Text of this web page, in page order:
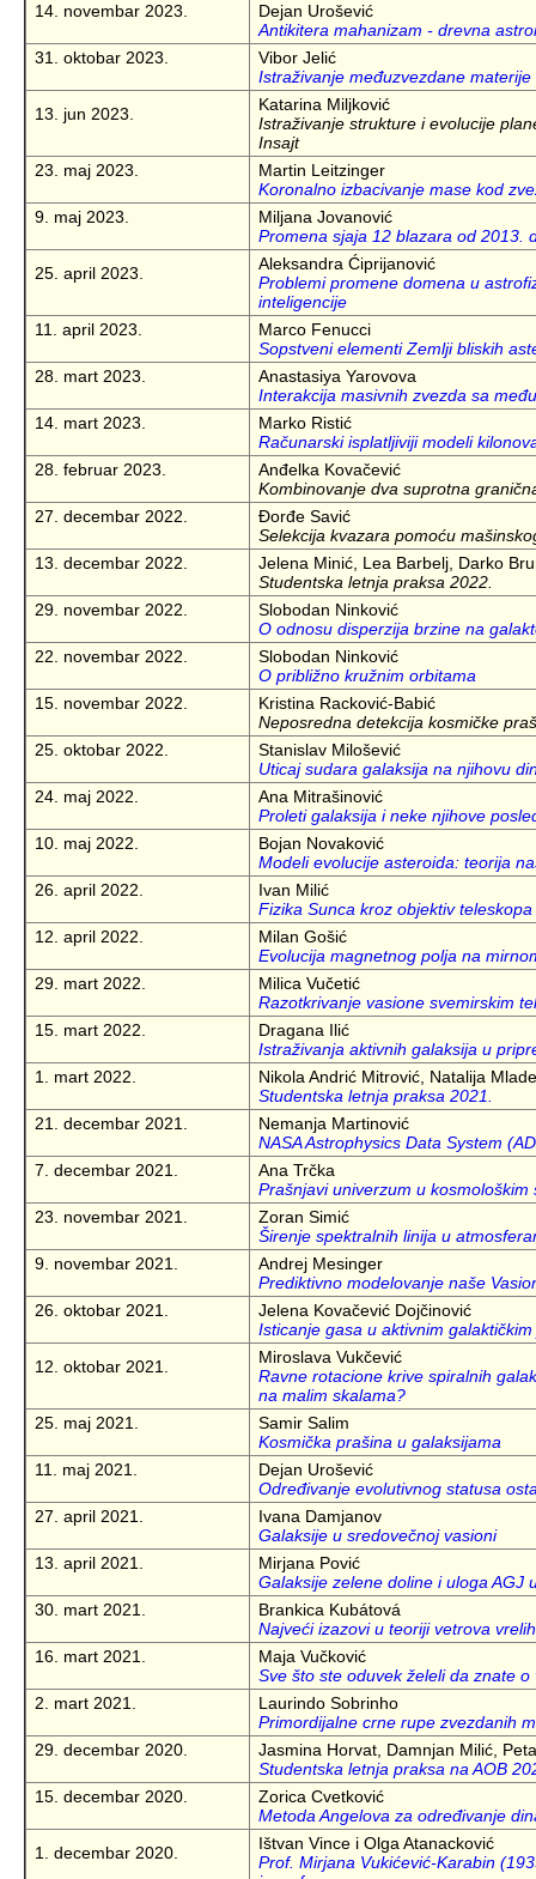
14. novembar 2023.
Dejan Urošević
Antikitera mahanizam - drevna
31. oktobar 2023.
Vibor Jelić
Istraživanje međuzvezdane
13. jun 2023.
Katarina Miljković
Istraživanje strukture i evolucije
Insajt
23. maj 2023.
Martin Leitzinger
Koronalno izbacivanje mase kod
9. maj 2023.
Miljana Jovanović
Promena sjaja 12 blazara od 2013.
25. april 2023.
Aleksandra Ćiprijanović
Problemi promene domena u
inteligencije
11. april 2023.
Marco Fenucci
Sopstveni elementi Zemlji bliskih
28. mart 2023.
Anastasiya Yarovova
Interakcija masivnih zvezda sa
14. mart 2023.
Marko Ristić
Računarski isplatljiviji modeli
28. februar 2023.
Anđelka Kovačević
Kombinovanje dva suprotna
27. decembar 2022.
Đorđe Savić
Selekcija kvazara pomoću
13. decembar 2022.
Jelena Minić, Lea Barbelj, Darko
Studentska letnja praksa 2022.
29. novembar 2022.
Slobodan Ninković
O odnosu disperzija brzine na
22. novembar 2022.
Slobodan Ninković
O približno kružnim orbitama
15. novembar 2022.
Kristina Racković-Babić
Neposredna detekcija kosmičke
25. oktobar 2022.
Stanislav Milošević
Uticaj sudara galaksija na njihovu
24. maj 2022.
Ana Mitrašinović
Proleti galaksija i neke njihove
10. maj 2022.
Bojan Novaković
Modeli evolucije asteroida: teorija
26. april 2022.
Ivan Milić
Fizika Sunca kroz objektiv teleskopa
12. april 2022.
Milan Gošić
Evolucija magnetnog polja na
29. mart 2022.
Milica Vučetić
Razotkrivanje vasione svemirskim
15. mart 2022.
Dragana Ilić
Istraživanja aktivnih galaksija u
1. mart 2022.
Nikola Andrić Mitrović, Natalija
Studentska letnja praksa 2021.
21. decembar 2021.
Nemanja Martinović
NASA Astrophysics Data System
7. decembar 2021.
Ana Trčka
Prašnjavi univerzum u kosmološkim
23. novembar 2021.
Zoran Simić
Širenje spektralnih linija u
9. novembar 2021.
Andrej Mesinger
Prediktivno modelovanje naše
26. oktobar 2021.
Jelena Kovačević Dojčinović
Isticanje gasa u aktivnim
12. oktobar 2021.
Miroslava Vukčević
Ravne rotacione krive spiralnih
na malim skalama?
25. maj 2021.
Samir Salim
Kosmička prašina u galaksijama
11. maj 2021.
Dejan Urošević
Određivanje evolutivnog statusa
27. april 2021.
Ivana Damjanov
Galaksije u sredovečnoj vasioni
13. april 2021.
Mirjana Pović
Galaksije zelene doline i uloga AGJ
30. mart 2021.
Brankica Kubátová
Najveći izazovi u teoriji vetrova
16. mart 2021.
Maja Vučković
Sve što ste oduvek želeli da znate
2. mart 2021.
Laurindo Sobrinho
Primordijalne crne rupe zvezdanih
29. decembar 2020.
Jasmina Horvat, Damnjan Milić,
Studentska letnja praksa na AOB
15. decembar 2020.
Zorica Cvetković
Metoda Angelova za određivanje
1. decembar 2020.
Ištvan Vince i Olga Atanacković
Prof. Mirjana Vukićević-Karabin